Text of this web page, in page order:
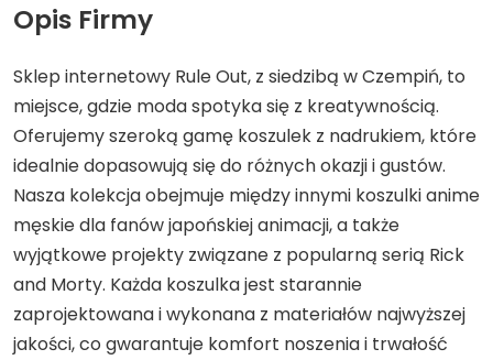
Opis Firmy
Sklep internetowy Rule Out, z siedzibą w Czempiń, to
miejsce, gdzie moda spotyka się z kreatywnością.
Oferujemy szeroką gamę koszulek z nadrukiem, które
idealnie dopasowują się do różnych okazji i gustów.
Nasza kolekcja obejmuje między innymi koszulki anime
męskie dla fanów japońskiej animacji, a także
wyjątkowe projekty związane z popularną serią Rick
and Morty. Każda koszulka jest starannie
zaprojektowana i wykonana z materiałów najwyższej
jakości, co gwarantuje komfort noszenia i trwałość